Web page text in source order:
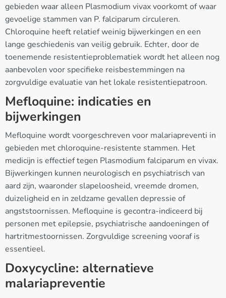
gebieden waar alleen Plasmodium vivax voorkomt of waar
gevoelige stammen van P. falciparum circuleren.
Chloroquine heeft relatief weinig bijwerkingen en een
lange geschiedenis van veilig gebruik. Echter, door de
toenemende resistentieproblematiek wordt het alleen nog
aanbevolen voor specifieke reisbestemmingen na
zorgvuldige evaluatie van het lokale resistentiepatroon.
Mefloquine: indicaties en
bijwerkingen
Mefloquine wordt voorgeschreven voor malariapreventi in
gebieden met chloroquine-resistente stammen. Het
medicijn is effectief tegen Plasmodium falciparum en vivax.
Bijwerkingen kunnen neurologisch en psychiatrisch van
aard zijn, waaronder slapeloosheid, vreemde dromen,
duizeligheid en in zeldzame gevallen depressie of
angststoornissen. Mefloquine is gecontra-indiceerd bij
personen met epilepsie, psychiatrische aandoeningen of
hartritmestoornissen. Zorgvuldige screening vooraf is
essentieel.
Doxycycline: alternatieve
malariapreventie